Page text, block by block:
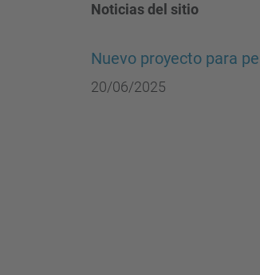
Noticias del sitio
Nuevo proyecto para
20/06/2025